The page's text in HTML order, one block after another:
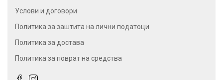
Услови и договори
Политика за заштита на лични податоци
Политика за достава
Политика за поврат на средства